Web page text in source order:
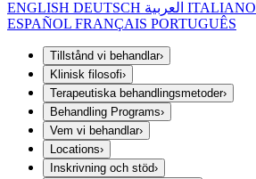
ENGLISH DEUTSCH ITALIANO
ESPAÑOL FRANÇAIS PORTUGUÊS
Tillstånd vi behandlar›
Klinisk filosofi›
Terapeutiska behandlingsmetoder›
Behandling Programs›
Vem vi behandlar›
Locations›
Inskrivning och stöd›